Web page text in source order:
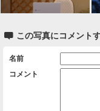
 この写真にコメント
名前
コメント